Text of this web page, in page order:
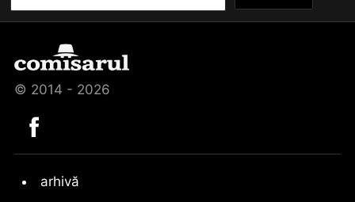
© 2014 - 2026
arhivă